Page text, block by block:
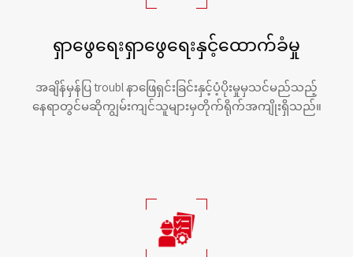
ရှာဖွေရေးရှာဖွေရေးနှင့်ထောက်ခံမှု
အချိန်မှန်ပြ troubl နာဖြေရှင်းခြင်းနှင့်ပံ့ပိုးမှုမှသင်မည်သည့်
နေရာတွင်မဆိုကျွမ်းကျင်သူများမှတိုက်ရိုက်အကျိုးရှိသည်။